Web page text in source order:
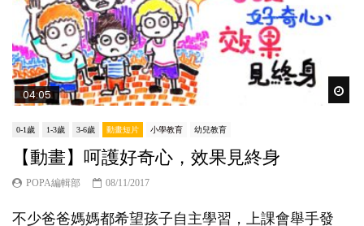
04:05
0-1歲 1-3歲 3-6歲 動畫短片 小學教育 幼兒教育
【動畫】呵護好奇心，效果見終身
POPA編輯部 08/11/2017
不少爸爸媽媽都希望孩子自主學習，上課會舉手發